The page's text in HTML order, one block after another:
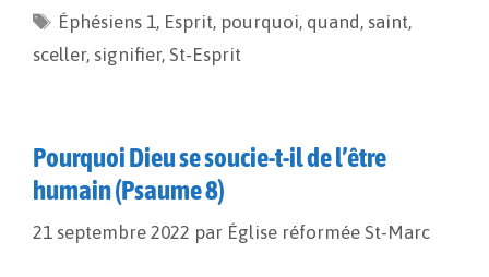
o
o
i
n
g
r
Éphésiens 1, Esprit, pourquoi, quand , saint,
sceller, signifier, St-Esprit
Pourquoi Dieu se soucie-t-il de l’être
humain (Psaume 8)
21 septembre 2022 par Église réformée St-Marc